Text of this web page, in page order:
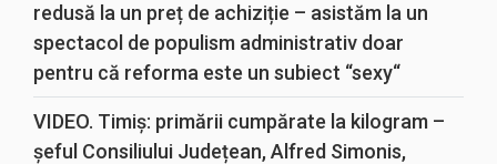
redusă la un preț de achiziție – asistăm la un
spectacol de populism administrativ doar
pentru că reforma este un subiect “sexy“
VIDEO. Timiș: primării cumpărate la kilogram –
șeful Consiliului Județean, Alfred Simonis,